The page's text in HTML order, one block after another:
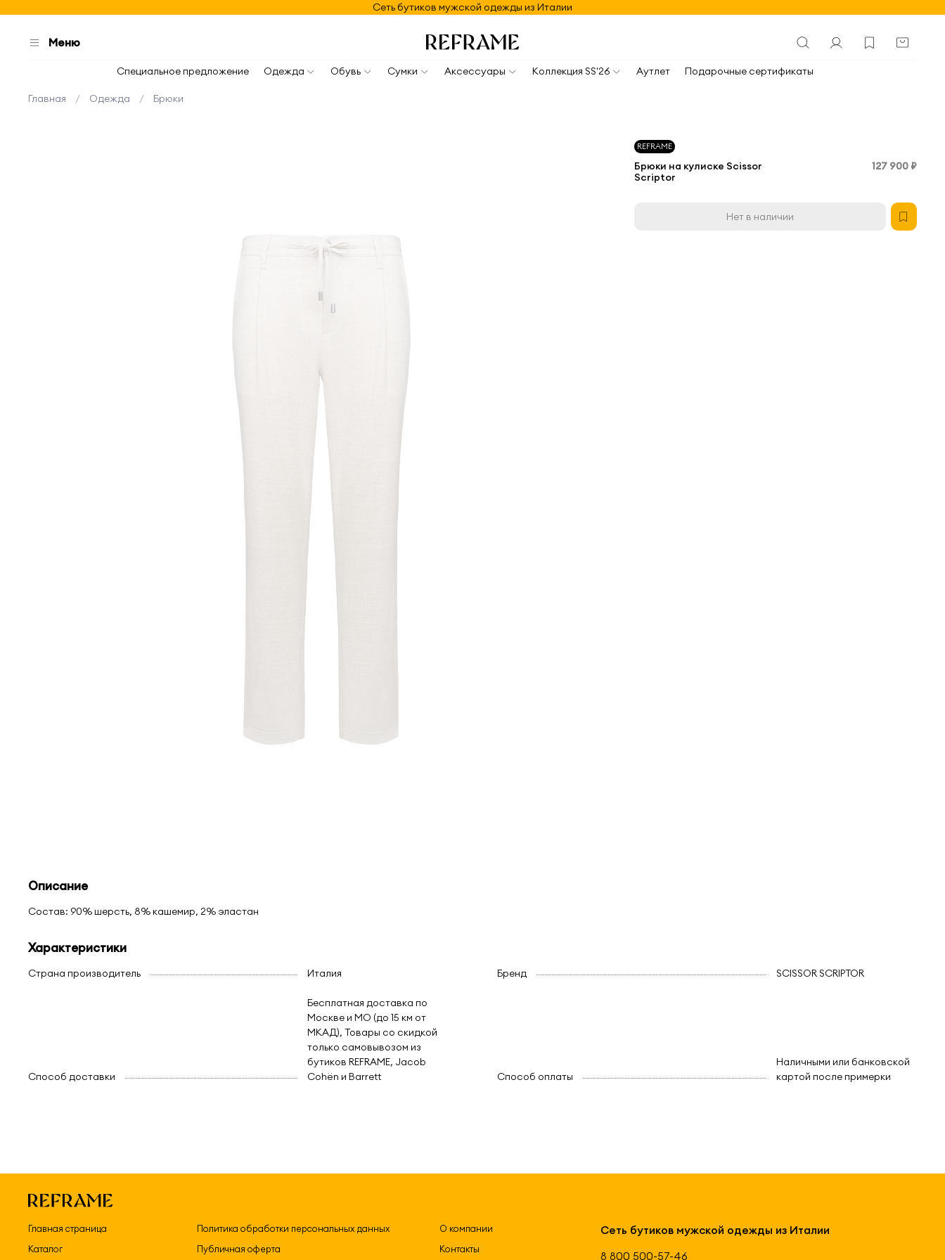
Сеть бутиков мужской одежды из Италии
Меню
Специальное предложение Одежда Обувь Сумки Аксессуары Коллекция SS'26 Аутлет Подарочные сертификаты
Главная Одежда Брюки
REFRAME
Брюки на кулиске Scissor
Scriptor
127 900 ₽
Нет в наличии
Описание
Состав: 90% шерсть, 8% кашемир, 2% эластан
Характеристики
Страна производитель Италия Бренд SCISSOR SCRIPTOR
Способ доставки
Бесплатная доставка по
Москве и МО (до 15 км от
МКАД), Товары со скидкой
только самовывозом из
бутиков REFRAME, Jacob
Cohën и Barrett
Способ оплаты
Наличными или банковской
картой после примерки
Главная страница
Каталог
Политика обработки персональных данных
Публичная оферта
О компании
Контакты
Сеть бутиков мужской одежды из Италии
8 800 500-57-46